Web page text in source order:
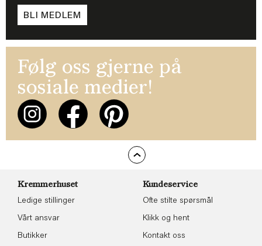
BLI MEDLEM
Følg oss gjerne på
sosiale medier!
Kremmerhuset
Ledige stillinger
Vårt ansvar
Butikker
Kundeservice
Ofte stilte spørsmål
Klikk og hent
Kontakt oss